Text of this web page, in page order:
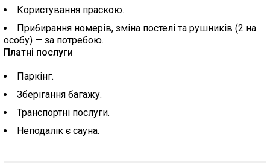
Користування праскою.
Прибирання номерів, зміна постелі та рушників (2 на
особу) — за потребою.
Платні послуги
Паркінг.
Зберігання багажу.
Транспортні послуги.
Неподалік є сауна.